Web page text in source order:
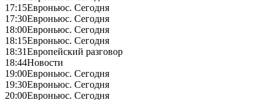
17:15Евроньюс. Сегодня
17:30Евроньюс. Сегодня
18:00Евроньюс. Сегодня
18:15Евроньюс. Сегодня
18:31Европейский разговор
18:44Новости
19:00Евроньюс. Сегодня
19:30Евроньюс. Сегодня
20:00Евроньюс. Сегодня